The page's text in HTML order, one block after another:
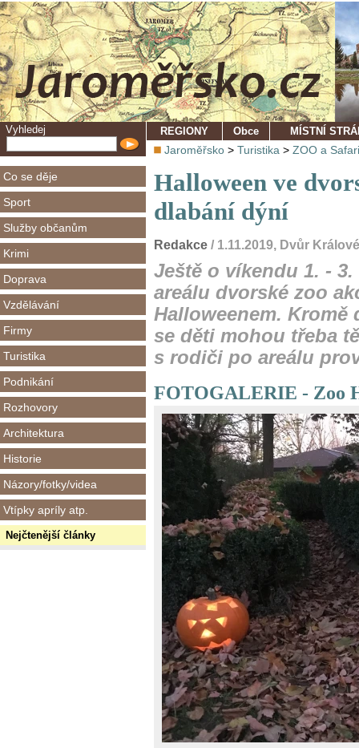
Vyhledej
Co se děje
Sport
Služby občanům
Krimi
Doprava
Vzdělávání
Firmy
Turistika
Podnikání
Rozhovory
Architektura
Historie
Názory/fotky/videa
Vtípky apríly atp.
Nejčtenější články
REGIONY Obce MÍSTNÍ
Jaroměřsko > Turistika > ZOO a Safari
Halloween ve
dlabání dýní
Redakce / 1.11.2019, Dvůr
Ještě o víkendu 1. -
areálu dvorské zoo
Halloweenem.
se děti mohou třeba
s rodiči po areálu
FOTOGALERIE - Zoo